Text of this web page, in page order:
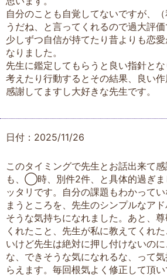
自分のことも自覚してないですが、
うだね、と言ってくれるので過大評
少しずつ自信が持てたり昔よりも恋
なりました。
先生に鑑定してもらうと良い指針と
考えたり行動するとその結果、良い
感謝してますし大好きな先生です。
日付：2025/11/26
このタイミングで先生とお話出来て
も、◯時、別件2件、と具体的過ぎま
ッタリです。自分の課題もわかって
まうところを、先生のシンプルなア
そうな気持ちになれました。あと、
くれたこと、先生が私に教えてくれ
いけど先生は絶対に押し付けないの
な、できそうな気になれるな、って
らえます。毎回根気よく修正して頂い